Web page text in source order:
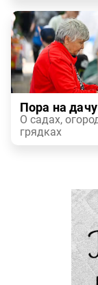
Пора на дачу
О садах,
грядках